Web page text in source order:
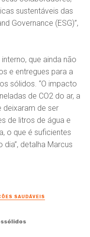
sustentáveis das
Governance (ESG)”,
que ainda não
e entregues para a
sólidos. “O impacto
de CO2 do ar, a
deixaram de ser
de litros de água e
o que é suficientes
detalha Marcus
SAUDÁVEIS